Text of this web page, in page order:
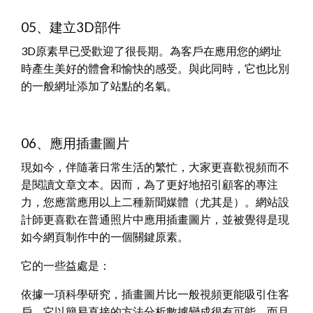
05、建立3D部件
3D原素早已受歡迎了很長期。為客戶在應用您的網址
時產生美好的體會和愉快的感受。與此同時，它也比別
的一般網址添加了站點的名氣。
06、應用插畫圖片
現如今，伴隨著日常生活的繁忙，大家更喜歡視頻而不
是閱讀文章文本。因而，為了更好地招引顧客的專注
力，您應當應用以上二種新聞媒體（尤其是）。網站設
計師更喜歡在普通照片中應用插畫圖片，並被覺得是現
如今網頁制作中的一個關鍵原素。
它的一些益處是：
依據一項科學研究，插畫圖片比一般視頻更能吸引住客